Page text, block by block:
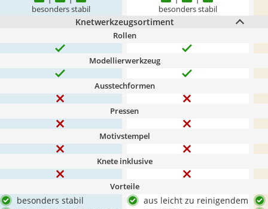
besonders stabil besonders stabil
Knetwerkzeugsortiment
Rollen
Modellierwerkzeug
Ausstechformen
Pressen
Motivstempel
Knete inklusive
Vorteile
besonders stabil
aus leicht zu reinigendem